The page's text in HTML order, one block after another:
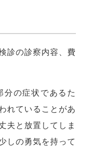
診の診察内容、費
分の症状であるた
れていることがあ
夫と放置してしま
しの勇気を持って